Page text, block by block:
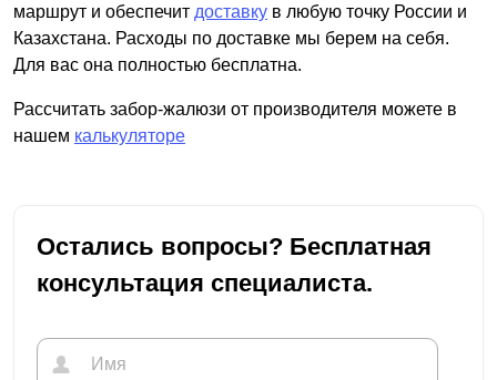
маршрут и обеспечит доставку в любую точку России и
Казахстана. Расходы по доставке мы берем на себя.
Для вас она полностью бесплатна.
Рассчитать забор-жалюзи от производителя можете в
нашем калькуляторе
Остались вопросы? Бесплатная
консультация специалиста.